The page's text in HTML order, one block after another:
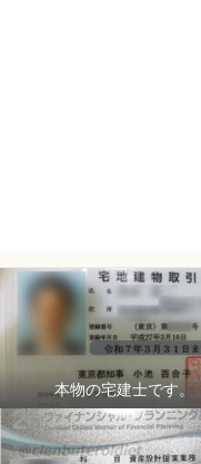
本物の宅建士です。